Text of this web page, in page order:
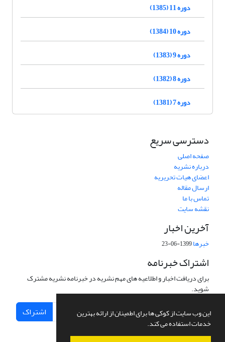
این وب سایت از کوکی ها برای اطمینان از ارائه بهترین
خدمات استفاده می کند.
دوره 11 (1385)
دوره 10 (1384)
دوره 9 (1383)
دوره 8 (1382)
دوره 7 (1381)
دسترسی سریع
صفحه اصلی
درباره نشریه
اعضای هیات تحریریه
ارسال مقاله
تماس با ما
نقشه سایت
آخرین اخبار
خبرها1399-06-23
اشتراک خبرنامه
برای دریافت اخبار و اطلاعیه های مهم نشریه در خبرنامه نشریه مشترک
شوید.
اشتراک